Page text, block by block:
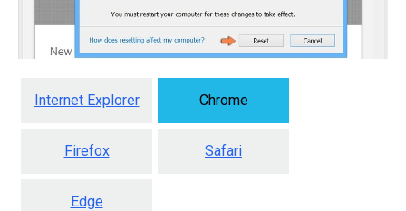
Internet Explorer Chrome
Firefox Safari
Edge